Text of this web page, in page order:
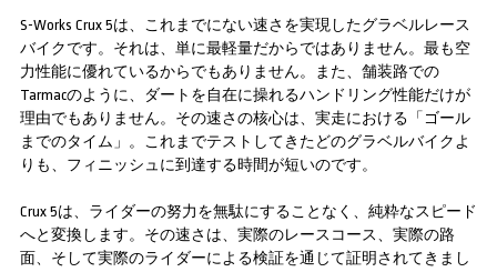
S-Works Crux 5は、これまでにない速さを実現したグラベルレース
バイクです。それは、単に最軽量だからではありません。最も空
力性能に優れているからでもありません。また、舗装路での
Tarmacのように、ダートを自在に操れるハンドリング性能だけが
理由でもありません。その速さの核心は、実走における「ゴール
までのタイム」。これまでテストしてきたどのグラベルバイクよ
りも、フィニッシュに到達する時間が短いのです。
Crux 5は、ライダーの努力を無駄にすることなく、純粋なスピード
へと変換します。その速さは、実際のレースコース、実際の路
面、そして実際のライダーによる検証を通じて証明されてきまし